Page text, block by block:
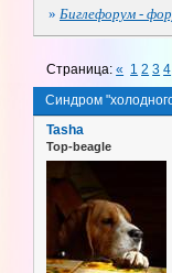
» Биглефорум -
Синдром
Страница:« 1 2 3 4
Tasha
Top-beagle